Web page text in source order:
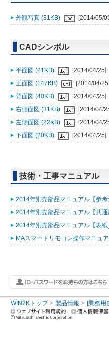
外観写真 (31KB) [2014/05/
CADシンボル
平面図 (21KB)
[2014/04/25]
正面図 (147KB)
[2014/04/25]
背面図 (40KB)
[2014/04/25]
右側面図 (31KB)
[2014/04/
左側面図 (22KB)
[2014/04/
下面図 (20KB)
[2014/04/25]
技術・工事マニュアル
2014年別売部品マニュアル【参
2014年別売部品マニュアル【共
2014年別売部品マニュアル【表
MAスマートリモコン操作マニュ
WIN2Kトップ 製品情報 [業務用